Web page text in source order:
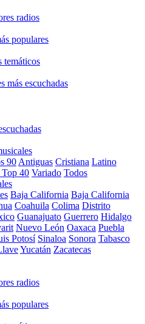
radios
populares
temáticos
más escuchadas
90 Antiguas Cristiana Latino
Top 40 Variado Todos
Baja California Baja California
Coahuila Colima Distrito
Guanajuato Guerrero Hidalgo
Nuevo León Oaxaca Puebla
Potosí Sinaloa Sonora Tabasco
Yucatán Zacatecas
radios
populares